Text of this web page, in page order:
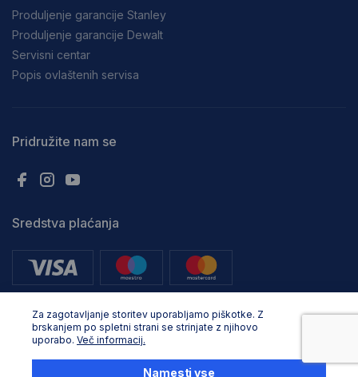
Za zagotavljanje storitev uporabljamo piškotke. Z
brskanjem po spletni strani se strinjate z njihovo
uporabo. Več informacij.
Namesti vse
Produljenje garancije Stanley
Produljenje garancije Dewalt
Servisni centar
Popis ovlaštenih servisa
Pridružite nam se
Sredstva plaćanja
Sva prava pridržana. © Adria Profix d.o.o. 2025, Oblikovanje in razvoj:
Business Solutions